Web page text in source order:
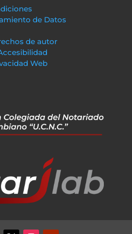
de Datos
de autor
Web